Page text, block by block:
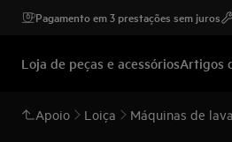
Pagamento em 3 prestações sem juros
Loja de peças e acessóriosArtigos
Apoio Loiça Máquinas de